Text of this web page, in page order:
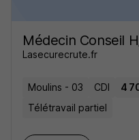
Médecin Conseil
Lasecurecrute.fr
Moulins - 03 CDI
4
Télétravail partiel